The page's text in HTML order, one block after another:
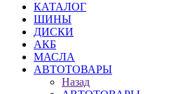
КАТАЛОГ
ШИНЫ
ДИСКИ
АКБ
МАСЛА
АВТОТОВАРЫ
Назад